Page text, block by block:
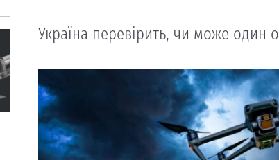
Україна перевірить, чи може один